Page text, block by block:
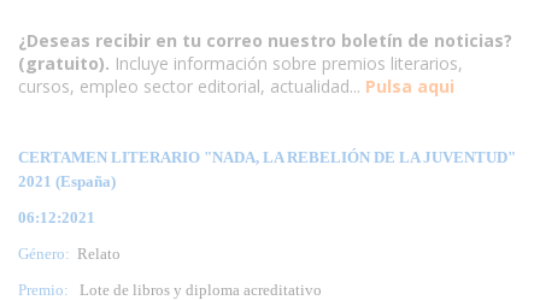
¿Deseas recibir en tu correo nuestro boletín de noticias?
(gratuito). Incluye información sobre premios literarios,
cursos, empleo sector editorial, actualidad... Pulsa aqui
CERTAMEN LITERARIO "NADA, LA REBELIÓN DE LA JUVENTUD"
2021 (España)
06:12:2021
Género: Relato
Premio:
Lote de libros y diploma acreditativo